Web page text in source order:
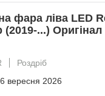
фара ліва LED
...) Оригінал
Роздріб
вересня 2026